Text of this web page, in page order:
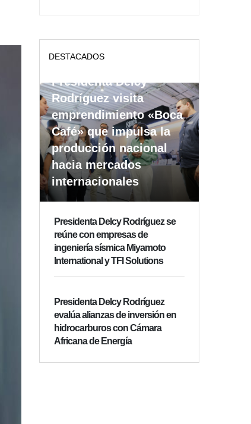
DESTACADOS
Presidenta Delcy
Rodríguez visita
emprendimiento «Boca
Café» que impulsa la
producción nacional
hacia mercados
internacionales
Presidenta Delcy Rodríguez se
reúne con empresas de
ingeniería sísmica Miyamoto
International y TFI Solutions
Presidenta Delcy Rodríguez
evalúa alianzas de inversión en
hidrocarburos con Cámara
Africana de Energía